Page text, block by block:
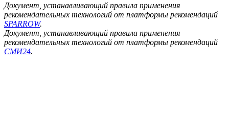
Документ, устанавливающий правила применения
рекомендательных технологий от платформы рекомендаций
SPARROW.
Документ, устанавливающий правила применения
рекомендательных технологий от платформы рекомендаций
СМИ24.